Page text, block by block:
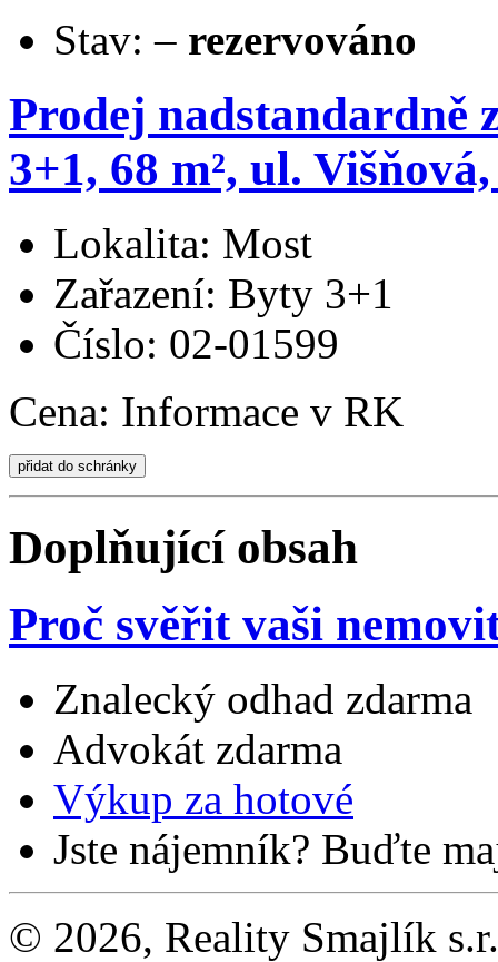
Stav: – rezervováno
Prodej nadstandardně
3+1, 68 m², ul.
Lokalita: Most
Zařazení: Byty 3+1
Číslo: 02-01599
Cena: Informace v RK
Doplňující obsah
Proč svěřit vaši
Znalecký odhad zdarma
Advokát zdarma
Výkup za hotové
Jste nájemník? Buďte
© 2026, Reality Smajlík